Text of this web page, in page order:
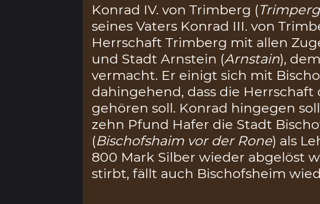
Konrad IV. von Trimberg (Trimperg
seines Vaters Konrad III. von
Herrschaft Trimberg mit allen
und Stadt Arnstein (Arnstain),
vermacht. Er einigt sich mit
dahingehend, dass die
gehören soll. Konrad hingegen
zehn Pfund Hafer die Stadt
(Bischofshaim vor der Rone) als
800 Mark Silber wieder abgelöst
stirbt, fällt auch Bischofsheim